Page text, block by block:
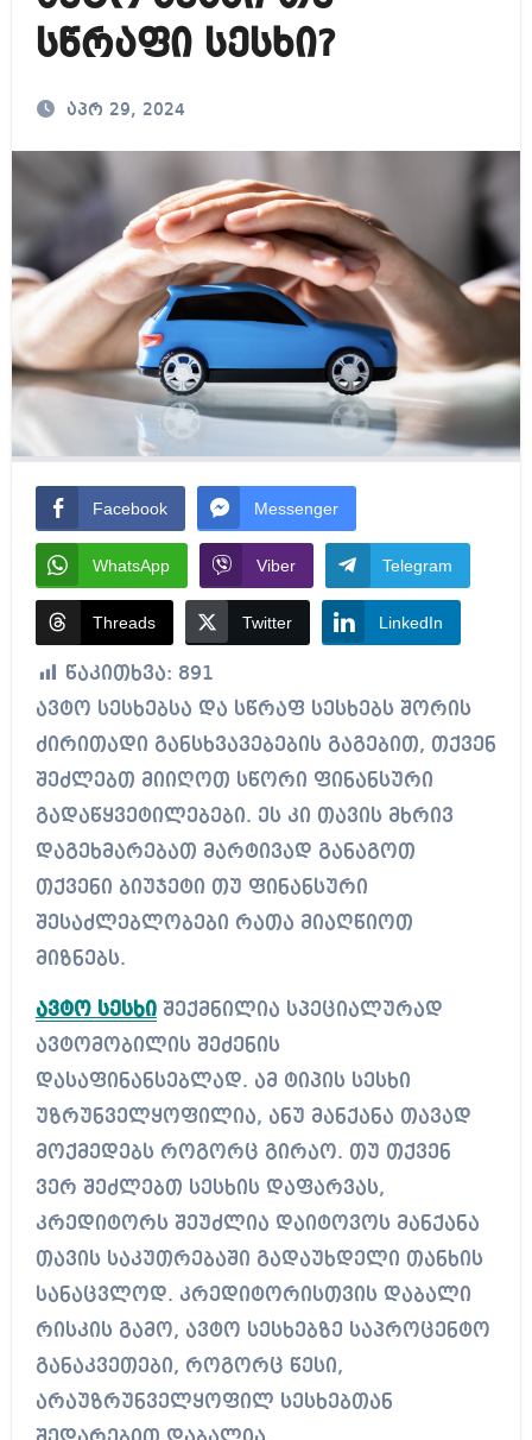
სწრაფი სესხი?
აპრ 29, 2024
Facebook Messenger
WhatsApp Viber Telegram
Threads Twitter LinkedIn
წაკითხვა: 891
ავტო სესხებსა და სწრაფ სესხებს შორის
ძირითადი განსხვავებების გაგებით, თქვენ
შეძლებთ მიიღოთ სწორი ფინანსური
გადაწყვეტილებები. ეს კი თავის მხრივ
დაგეხმარებათ მარტივად განაგოთ
თქვენი ბიუჯეტი თუ ფინანსური
შესაძლებლობები რათა მიაღწიოთ
მიზნებს.
ავტო სესხიშექმნილია სპეციალურად
ავტომობილის შეძენის
დასაფინანსებლად. ამ ტიპის სესხი
უზრუნველყოფილია, ანუ მანქანა თავად
მოქმედებს როგორც გირაო. თუ თქვენ
ვერ შეძლებთ სესხის დაფარვას,
კრედიტორს შეუძლია დაიტოვოს მანქანა
თავის საკუთრებაში გადაუხდელი თანხის
სანაცვლოდ. კრედიტორისთვის დაბალი
რისკის გამო, ავტო სესხებზე საპროცენტო
განაკვეთები, როგორც წესი,
არაუზრუნველყოფილ სესხებთან